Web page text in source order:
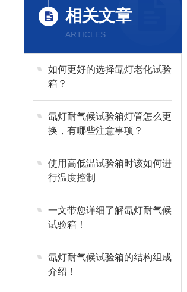
相关文章
ARTICLES
如何更好的选择氙灯老化试验
箱？
氙灯耐气候试验箱灯管怎么更
换，有哪些注意事项？
使用高低温试验箱时该如何进
行温度控制
一文带您详细了解氙灯耐气候
试验箱！
氙灯耐气候试验箱的结构组成
介绍！